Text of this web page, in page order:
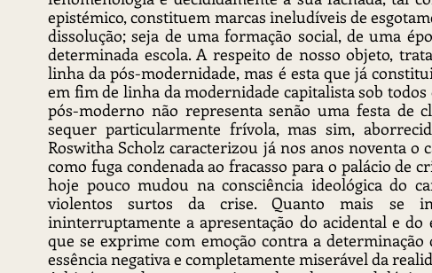
epistémico, constituem marcas ineludíveis de
dissolução; seja de uma formação social, de uma
determinada escola. A respeito de nosso objeto,
linha da pós-modernidade, mas é esta que já
em fim de linha da modernidade capitalista sob todos
pós-moderno não representa senão uma festa de
sequer particularmente frívola, mas sim,
Roswitha Scholz caracterizou já nos anos noventa
como fuga condenada ao fracasso para o palácio de
hoje pouco mudou na consciência ideológica do
violentos surtos da crise. Quanto mais se
ininterruptamente a apresentação do acidental e
que se exprime com emoção contra a
essência negativa e completamente miserável da